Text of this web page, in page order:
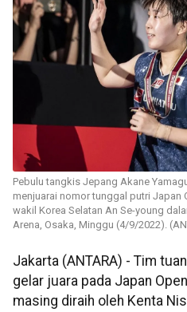
Pebulu tangkis Jepang Akane
menjuarai nomor tunggal putri Japan
wakil Korea Selatan An Se-young
Arena, Osaka, Minggu (4/9/2022).
Jakarta (ANTARA) - Tim
gelar juara pada Japan
masing diraih oleh Kenta